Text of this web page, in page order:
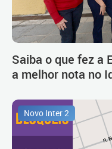
Saiba o que fez a
a melhor nota no
Novo Inter 2